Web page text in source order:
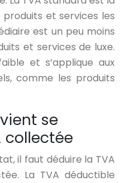
produits et services les
est un peu moins
et services de luxe.
et s’applique aux
comme les produits
se
collectée
il faut déduire la TVA
La TVA déductible